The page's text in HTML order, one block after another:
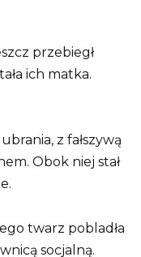
przebiegł
ich matka.
z fałszywą
Obok niej stał
twarz pobladła
socjalną.